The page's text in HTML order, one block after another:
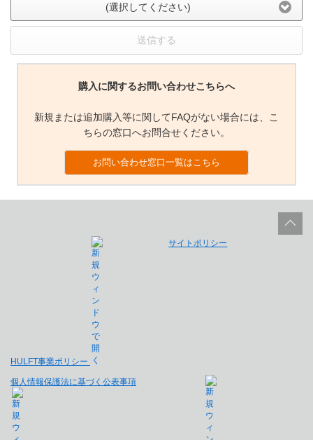
(選択してください)
送信する
購入に関するお問い合わせこちらへ
新規または追加購入等に関してFAQがない場合には、こ
ちらの窓口へお問合せください。
お問い合わせ窓口一覧はこちら
HULFT事業ポリシー
サイトポリシー
個人情報保護法に基づく公表事項